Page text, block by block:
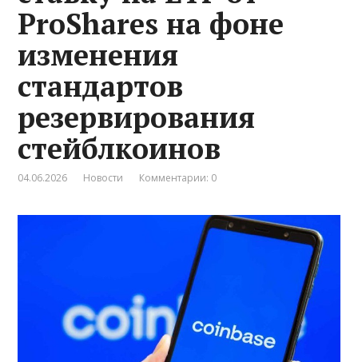
ProShares на фоне
изменения
стандартов
резервирования
стейблкоинов
04.06.2026 Новости Комментарии: 0